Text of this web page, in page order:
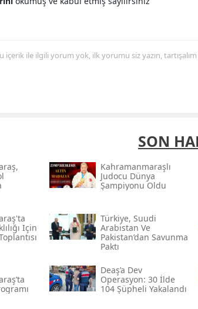
içerik ile ilgili yorum yok, ilk yorumu siz yazın,
SON
Kahramanmaraşlı
Judocu Dünya
Şampiyonu Oldu
Için
Türkiye, Suudi
Arabistan Ve
Pakistan’dan Savunma
Paktı
Deaş’a Dev
Operasyon: 30 İlde
104 Şüpheli Yakalandı